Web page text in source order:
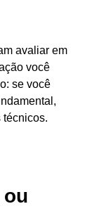
avaliar em
você
se você
técnicos.